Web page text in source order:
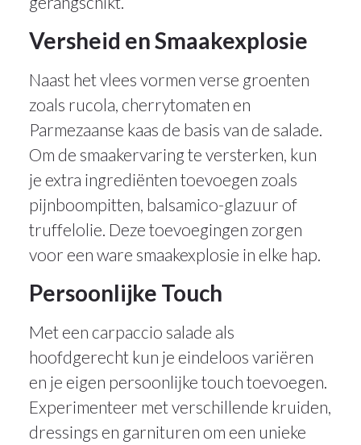
Versheid en Smaakexplosie
Naast het vlees vormen verse groenten
zoals rucola, cherrytomaten en
Parmezaanse kaas de basis van de salade.
Om de smaakervaring te versterken, kun
je extra ingrediënten toevoegen zoals
pijnboompitten, balsamico-glazuur of
truffelolie. Deze toevoegingen zorgen
voor een ware smaakexplosie in elke hap.
Persoonlijke Touch
Met een carpaccio salade als
hoofdgerecht kun je eindeloos variëren
en je eigen persoonlijke touch toevoegen.
Experimenteer met verschillende kruiden,
dressings en garnituren om een unieke